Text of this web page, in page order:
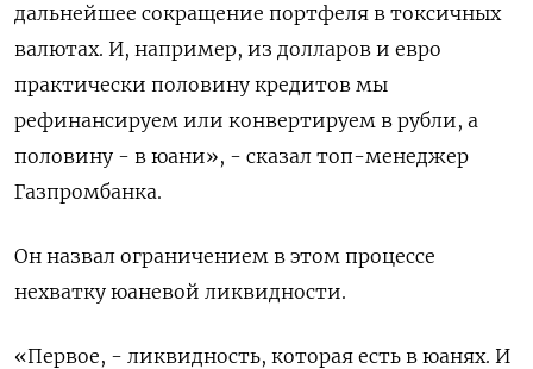
дальнейшее сокращение портфеля в токсичных
валютах. И, например, из долларов и евро
практически половину кредитов мы
рефинансируем или конвертируем в рубли, а
половину - в юани», - сказал топ-менеджер
Газпромбанка.
Он назвал ограничением в этом процессе
нехватку юаневой ликвидности.
«Первое, - ликвидность, которая есть в юанях. И